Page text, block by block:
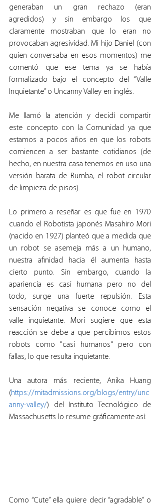
generaban un gran rechazo (eran
agredidos) y sin embargo los que
claramente mostraban que lo eran no
provocaban agresividad. Mi hijo Daniel (con
quien conversaba en esos momentos) me
comentó que ese tema ya se había
formalizado bajo el concepto del “Valle
Inquietante” o Uncanny Valley en inglés.
Me llamó la atención y decidí compartir
este concepto con la Comunidad ya que
estamos a pocos años en que los robots
comiencen a ser bastante cotidianos (de
hecho, en nuestra casa tenemos en uso una
versión barata de Rumba, el robot circular
de limpieza de pisos).
Lo primero a reseñar es que fue en 1970
cuando el Robotista japonés Masahiro Mori
(nacido en 1927) planteó que a medida que
un robot se asemeja más a un humano,
nuestra afinidad hacia él aumenta hasta
cierto punto. Sin embargo, cuando la
apariencia es casi humana pero no del
todo, surge una fuerte repulsión. Esta
sensación negativa se conoce como el
valle inquietante. Mori sugiere que esta
reacción se debe a que percibimos estos
robots como "casi humanos" pero con
fallas, lo que resulta inquietante.
Una autora más reciente, Anika Huang
(https://mitadmissions.org/blogs/entry/unc
anny-valley/) del Instituto Tecnológico de
Massachusetts lo resume gráficamente así:
Como “Cute” ella quiere decir “agradable” o